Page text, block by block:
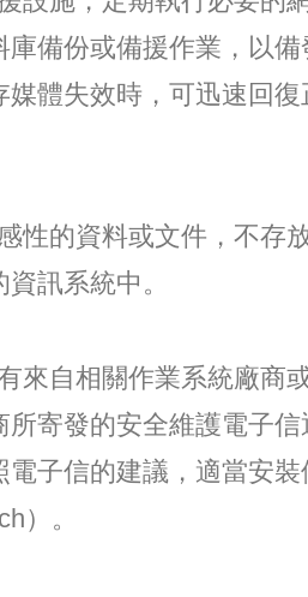
庫備份或備援作業，以備
媒體失效時，可迅速回復
性的資料或文件，不存
訊系統中。
來自相關作業系統廠商
所寄發的安全維護電子信
電子信的建議，適當安裝
）。